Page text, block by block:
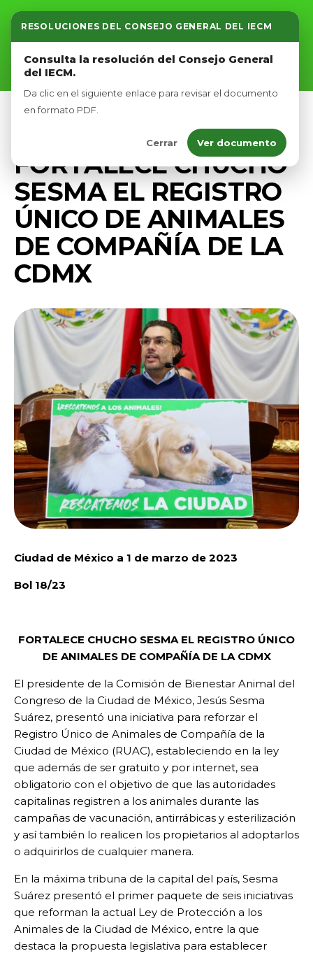
RESOLUCIONES DEL CONSEJO GENERAL DEL IECM
Consulta la resolución del Consejo General
del IECM.
Da clic en el siguiente enlace para revisar el documento
en formato PDF.
Cerrar Ver documento
Inicio
Nosotros
Afíliate
PRENSA
FORTALECE CHUCHO
SESMA EL REGISTRO
ÚNICO DE ANIMALES
DE COMPAÑÍA DE LA
CDMX
Ciudad de México a 1 de marzo de 2023
Bol 18/23
FORTALECE CHUCHO SESMA EL REGISTRO ÚNICO
DE ANIMALES DE COMPAÑÍA DE LA CDMX
El presidente de la Comisión de Bienestar Animal del
Congreso de la Ciudad de México, Jesús Sesma
Suárez, presentó una iniciativa para reforzar el
Registro Único de Animales de Compañía de la
Ciudad de México (RUAC), estableciendo en la ley
que además de ser gratuito y por internet, sea
obligatorio con el objetivo de que las autoridades
capitalinas registren a los animales durante las
campañas de vacunación, antirrábicas y esterilización
y así también lo realicen los propietarios al adoptarlos
o adquirirlos de cualquier manera.
En la máxima tribuna de la capital del país, Sesma
Suárez presentó el primer paquete de seis iniciativas
que reforman la actual Ley de Protección a los
Animales de la Ciudad de México, entre la que
destaca la propuesta legislativa para establecer